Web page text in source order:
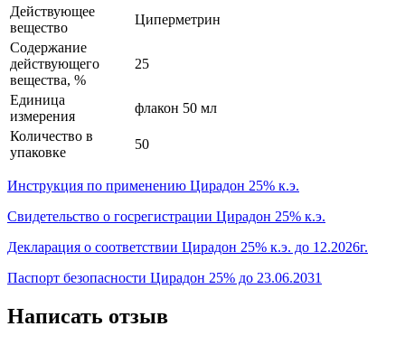
Действующее
вещество
Циперметрин
Содержание
действующего
вещества, %
25
Единица
измерения
флакон 50 мл
Количество в
упаковке
50
Инструкция по применению Цирадон 25% к.э.
Свидетельство о госрегистрации Цирадон 25% к.э.
Декларация о соответствии Цирадон 25% к.э. до 12.2026г.
Паспорт безопасности Цирадон 25% до 23.06.2031
Написать отзыв